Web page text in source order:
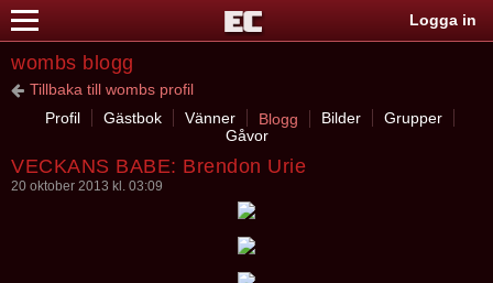
Logga in
wombs blogg
Tillbaka till wombs profil
Profil
Gästbok Vänner Blogg Bilder
Grupper
Gåvor
VECKANS BABE: Brendon Urie
20 oktober 2013 kl. 03:09